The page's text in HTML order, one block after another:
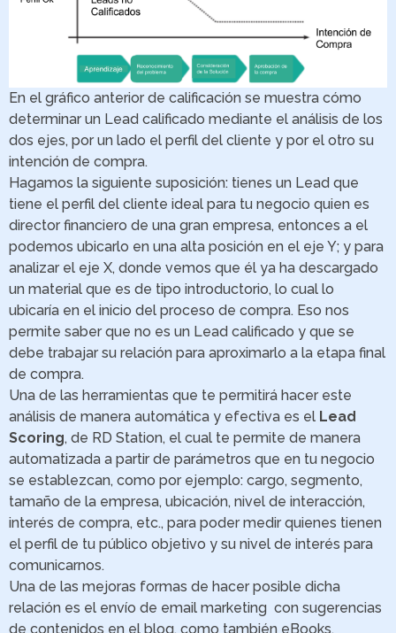
En el gráfico anterior de calificación se muestra cómo
determinar un Lead calificado mediante el análisis de los
dos ejes, por un lado el perfil del cliente y por el otro su
intención de compra.
Hagamos la siguiente suposición: tienes un Lead que
tiene el perfil del cliente ideal para tu negocio quien es
director financiero de una gran empresa, entonces a el
podemos ubicarlo en una alta posición en el eje Y; y para
analizar el eje X, donde vemos que él ya ha descargado
un material que es de tipo introductorio, lo cual lo
ubicaría en el inicio del proceso de compra. Eso nos
permite saber que no es un Lead calificado y que se
debe trabajar su relación para aproximarlo a la etapa final
de compra.
Una de las herramientas que te permitirá hacer este
análisis de manera automática y efectiva es el Lead
Scoring, de RD Station, el cual te permite de manera
automatizada a partir de parámetros que en tu negocio
se establezcan, como por ejemplo: cargo, segmento,
tamaño de la empresa, ubicación, nivel de interacción,
interés de compra, etc., para poder medir quienes tienen
el perfil de tu público objetivo y su nivel de interés para
comunicarnos.
Una de las mejoras formas de hacer posible dicha
relación es el envío de email marketing con sugerencias
de contenidos en el blog, como también eBooks,